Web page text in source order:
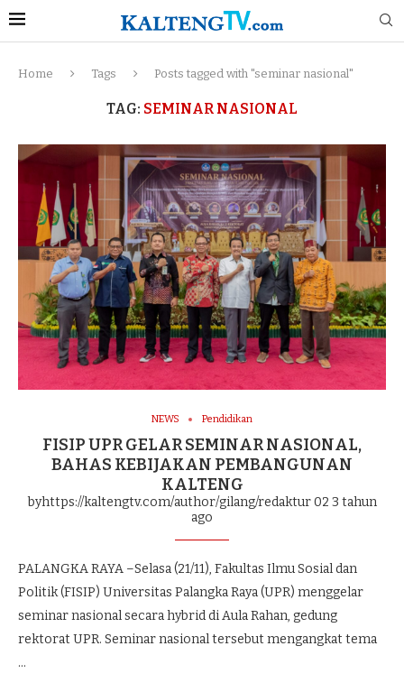
Home Tags Posts tagged with "seminar nasional"
TAG: SEMINAR NASIONAL
NEWS Pendidikan
FISIP UPR GELAR SEMINAR NASIONAL,
BAHAS KEBIJAKAN PEMBANGUNAN
KALTENG
byhttps://kaltengtv.com/author/gilang/redaktur 02 3 tahun
ago
PALANGKA RAYA –Selasa (21/11), Fakultas Ilmu Sosial dan
Politik (FISIP) Universitas Palangka Raya (UPR) menggelar
seminar nasional secara hybrid di Aula Rahan, gedung
rektorat UPR. Seminar nasional tersebut mengangkat tema
…